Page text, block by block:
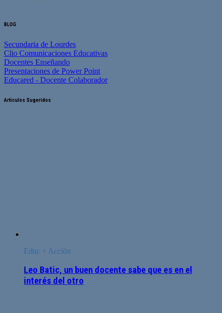
BLOG
Secundaria de Lourdes
Clio Comunicaciones Educativas
Docentes Enseñando
Presentaciones de Power Point
Educared - Docente Colaborador
Artículos Sugeridos
Educ + Acción
Leo Batic, un buen docente sabe que es en el
interés del otro